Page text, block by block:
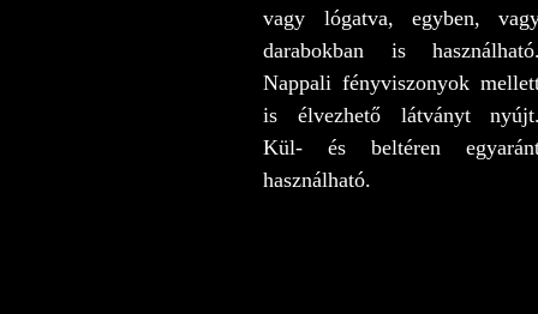
vagy lógatva, egyben,
darabokban is használható.
Nappali fényviszonyok
is élvezhető látványt nyújt.
Kül- és beltéren
használható.